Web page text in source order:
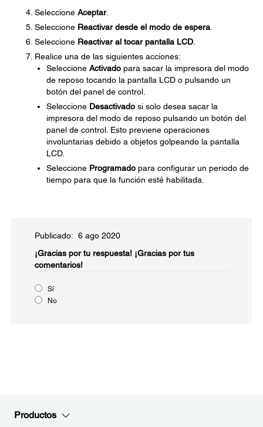
Seleccione Aceptar.
Seleccione Reactivar desde el modo de espera
Seleccione Reactivar al tocar pantalla LCD
Realice una de las siguientes acciones:
Seleccione Activado para sacar la impresora del modo
de reposo tocando la pantalla LCD o pulsando un
botón del panel de control.
Seleccione Desactivado si solo desea sacar la
impresora del modo de reposo pulsando un botón del
panel de control. Esto previene operaciones
involuntarias debido a objetos golpeando la pantalla
LCD.
Seleccione Programado para configurar un periodo de
tiempo para que la función esté habilitada.
Publicado: 6 ago 2020
¡Gracias por tu respuesta! ¡Gracias por tus
comentarios!
Sí
No
Productos